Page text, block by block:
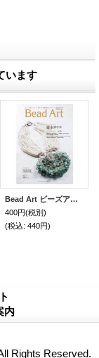
います
Bead Art ビーズアート 5号＜DM便送料無料＞【お試し価格】
400円(税別)
(税込: 440円)
内
Rights Reserved.